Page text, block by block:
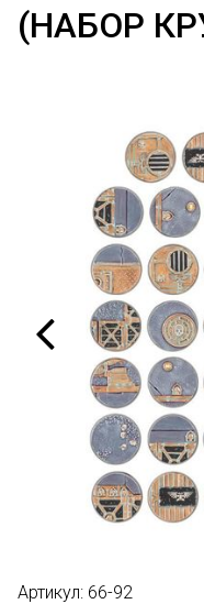
(НАБОР
Артикул: 66-92